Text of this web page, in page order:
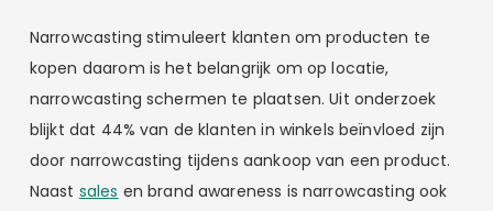
Narrowcasting stimuleert klanten om producten te
kopen daarom is het belangrijk om op locatie,
narrowcasting schermen te plaatsen. Uit onderzoek
blijkt dat 44% van de klanten in winkels beïnvloed zijn
door narrowcasting tijdens aankoop van een product.
Naast sales en brand awareness is narrowcasting ook